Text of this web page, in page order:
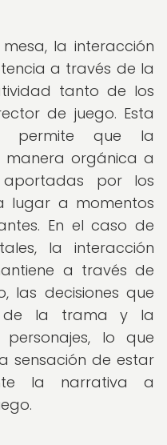
la interacción
a través de la
tanto de los
de juego. Esta
permite que la
orgánica a
por los
lugar a momentos
En el caso de
la interacción
a través de
las decisiones que
de la trama y la
lo que
sensación de estar
la narrativa a